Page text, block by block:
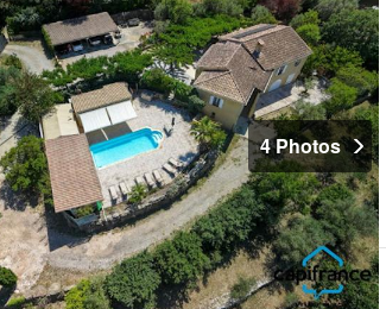
4 Photos